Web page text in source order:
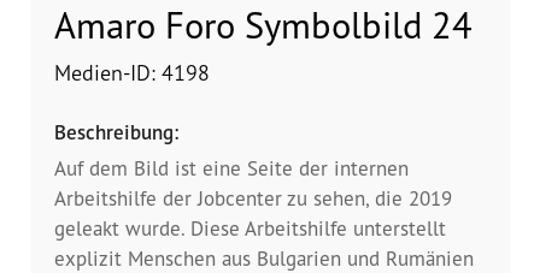
Antiziganismus – DOSTA
Internationale Jugendarbeit
Abgeschlossene Projekte
Materialien
Amaro Foro Symbolbild 24
Medien-ID: 4198
Beschreibung:
Auf dem Bild ist eine Seite der internen
Arbeitshilfe der Jobcenter zu sehen, die 2019
geleakt wurde. Diese Arbeitshilfe unterstellt
explizit Menschen aus Bulgarien und Rumänien